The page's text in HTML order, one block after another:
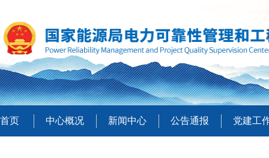
首页 中心概况 新闻中心 公告通报 党建工